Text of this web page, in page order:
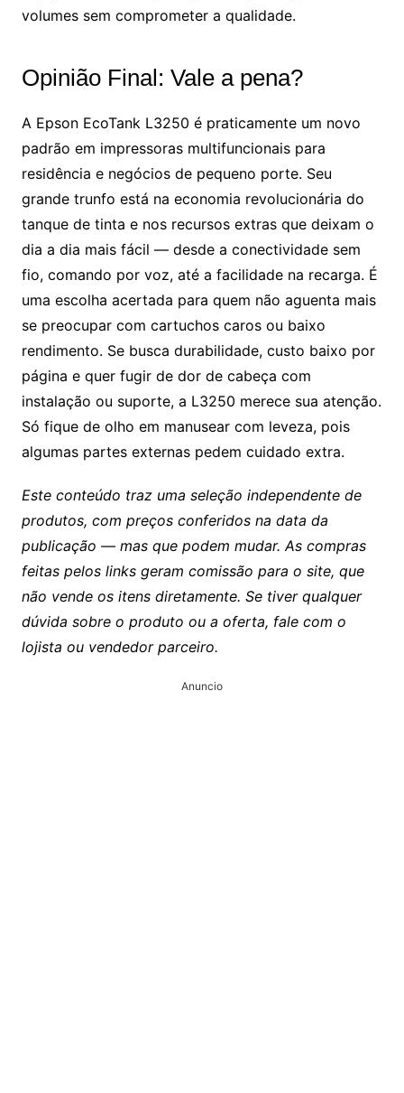
volumes sem comprometer a qualidade.
Opinião Final: Vale a pena?
A Epson EcoTank L3250 é praticamente um novo
padrão em impressoras multifuncionais para
residência e negócios de pequeno porte. Seu
grande trunfo está na economia revolucionária do
tanque de tinta e nos recursos extras que deixam o
dia a dia mais fácil — desde a conectividade sem
fio, comando por voz, até a facilidade na recarga. É
uma escolha acertada para quem não aguenta mais
se preocupar com cartuchos caros ou baixo
rendimento. Se busca durabilidade, custo baixo por
página e quer fugir de dor de cabeça com
instalação ou suporte, a L3250 merece sua atenção.
Só fique de olho em manusear com leveza, pois
algumas partes externas pedem cuidado extra.
Este conteúdo traz uma seleção independente de
produtos, com preços conferidos na data da
publicação — mas que podem mudar. As compras
feitas pelos links geram comissão para o site, que
não vende os itens diretamente. Se tiver qualquer
dúvida sobre o produto ou a oferta, fale com o
lojista ou vendedor parceiro.
Anuncio